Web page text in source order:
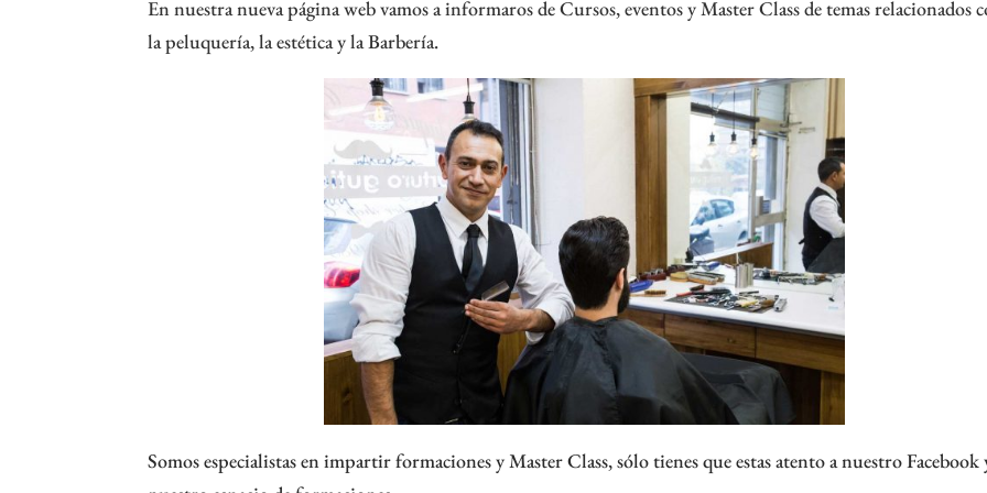
En nuestra nueva páginawebvamos a informaros de Cursos, eventos y Master Class de temas relacionados
la peluquería, la estética y la Barbería.
Somos especialistas en impartir formaciones y Master Class, sólo tienes que estas atento a nuestro Facebook